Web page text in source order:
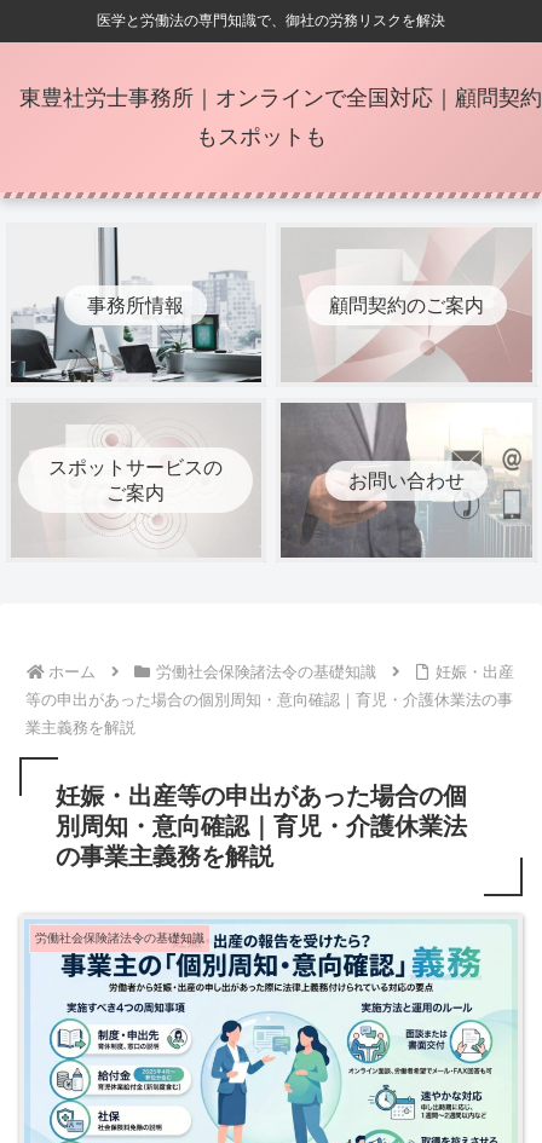
医学と労働法の専門知識で、御社の労務リスクを解決
東豊社労士事務所｜オンラインで全国対応｜顧問契約
もスポットも
事務所情報 顧問契約のご案内
スポットサービスの
ご案内
お問い合わせ
ホーム 労働社会保険諸法令の基礎知識
妊娠・出産
等の申出があった場合の個別周知・意向確認｜育児・介護休業法の事
業主義務を解説
妊娠・出産等の申出があった場合の個
別周知・意向確認｜育児・介護休業法
の事業主義務を解説
労働社会保険諸法令の基礎知識